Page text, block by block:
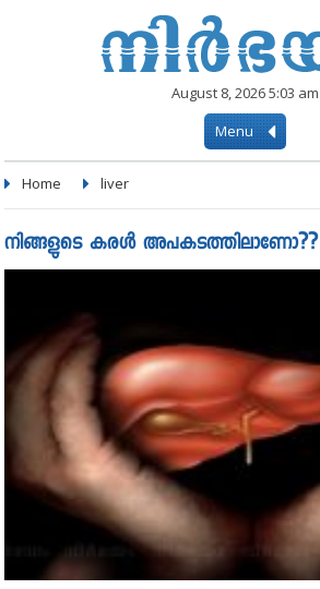
August 8, 2026 5:03 am
Menu
Home liver
നിങ്ങളുടെ കരൾ അപകടത്തിലാണോ??